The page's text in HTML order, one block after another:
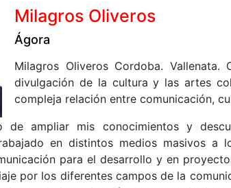
Milagros Oliveros
Ágora
Milagros Oliveros Cordoba. Vallenata.
divulgación de la cultura y las artes
compleja relación entre comunicación,
de ampliar mis conocimientos y
en distintos medios masivos a
para el desarrollo y en
por los diferentes campos de la